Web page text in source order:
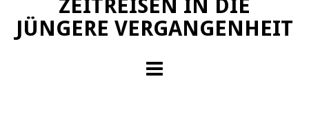
ZEITREISEN IN DIE
JÜNGERE VERGANGENHEIT